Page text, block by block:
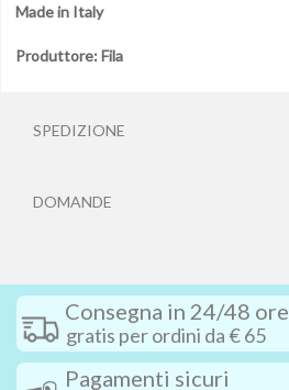
Made in Italy
Produttore: Fila
SPEDIZIONE
DOMANDE
Consegna in 24/48 ore
gratis per ordini da € 65
Pagamenti sicuri